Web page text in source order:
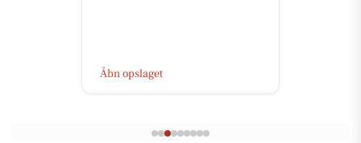
Åbn opslaget